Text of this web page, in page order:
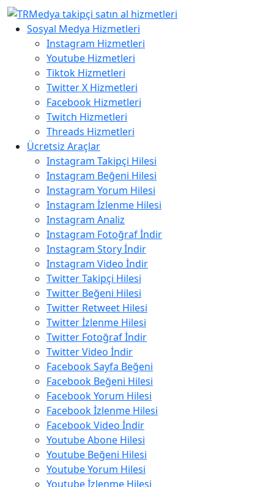
Sosyal Medya Hizmetleri
Instagram Hizmetleri
Youtube Hizmetleri
Tiktok Hizmetleri
Twitter X Hizmetleri
Facebook Hizmetleri
Twitch Hizmetleri
Threads Hizmetleri
Ücretsiz Araçlar
Instagram Takipçi Hilesi
Instagram Beğeni Hilesi
Instagram Yorum Hilesi
Instagram İzlenme Hilesi
Instagram Analiz
Instagram Fotoğraf İndir
Instagram Story İndir
Instagram Video İndir
Twitter Takipçi Hilesi
Twitter Beğeni Hilesi
Twitter Retweet Hilesi
Twitter İzlenme Hilesi
Twitter Fotoğraf İndir
Twitter Video İndir
Facebook Sayfa Beğeni
Facebook Beğeni Hilesi
Facebook Yorum Hilesi
Facebook İzlenme Hilesi
Facebook Video İndir
Youtube Abone Hilesi
Youtube Beğeni Hilesi
Youtube Yorum Hilesi
Youtube İzlenme Hilesi